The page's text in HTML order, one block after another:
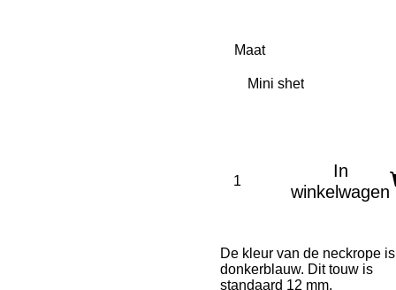
Maat
In
winkelwagen
De kleur van de neckrope is
donkerblauw. Dit touw is
standaard 12 mm.